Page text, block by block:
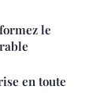
le
en toute